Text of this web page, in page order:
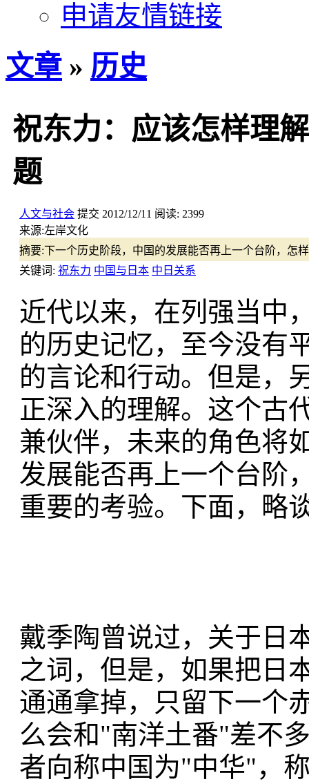
申请友情链接
文章 » 历史
祝东力：应该怎样理
题
人文与社会 提交 2012/12/11 阅读: 2399
来源:左岸文化
摘要:下一个历史阶段，中国的发展能否再上一个台阶，怎
关键词: 祝东力 中国与日本 中日关系
近代以来，在列强当中
的历史记忆，至今没有
的言论和行动。但是，
正深入的理解。这个古
兼伙伴，未来的角色将
发展能否再上一个台阶
重要的考验。下面，略
戴季陶曾说过，关于日
之词，但是，如果把日
通通拿掉，只留下一个
么会和"南洋土番"差不
者向称中国为"中华"，